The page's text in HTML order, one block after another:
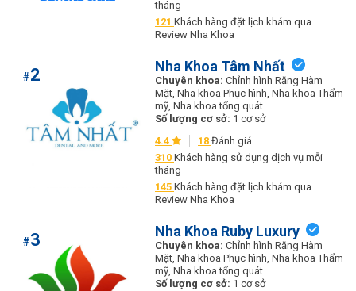
tháng
121 Khách hàng đặt lịch khám qua
Review Nha Khoa
#2 Nha Khoa Tâm Nhất
Chuyên khoa: Chỉnh hình Răng Hàm
Mặt, Nha khoa Phục hình, Nha khoa Thẩm
mỹ, Nha khoa tổng quát
Số lượng cơ sở: 1 cơ sở
4.4
18 Đánh giá
310 Khách hàng sử dụng dịch vụ mỗi
tháng
145 Khách hàng đặt lịch khám qua
Review Nha Khoa
#3 Nha Khoa Ruby Luxury
Chuyên khoa: Chỉnh hình Răng Hàm
Mặt, Nha khoa Phục hình, Nha khoa Thẩm
mỹ, Nha khoa tổng quát
Số lượng cơ sở: 1 cơ sở